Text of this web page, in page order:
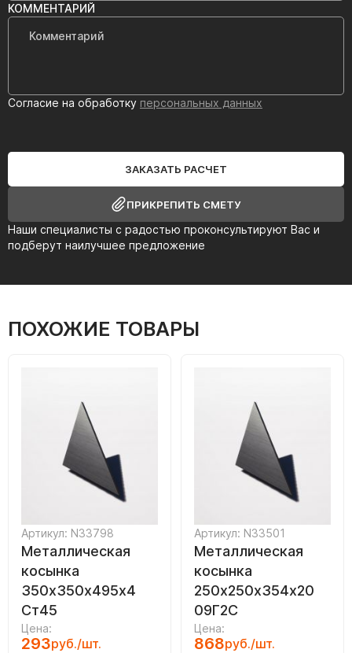
Наши специалисты с радостью проконсультируют Вас и
подберут наилучшее предложение
КОММЕНТАРИЙ
Согласие на обработку персональных данных
ЗАКАЗАТЬ РАСЧЕТ
ПРИКРЕПИТЬ СМЕТУ
ПОХОЖИЕ ТОВАРЫ
Артикул: N33798
Металлическая
косынка
350х350х495х4
Ст45
Цена:
293руб./шт.
Артикул: N33501
Металлическая
косынка
250х250х354х20
09Г2С
Цена:
868руб./шт.